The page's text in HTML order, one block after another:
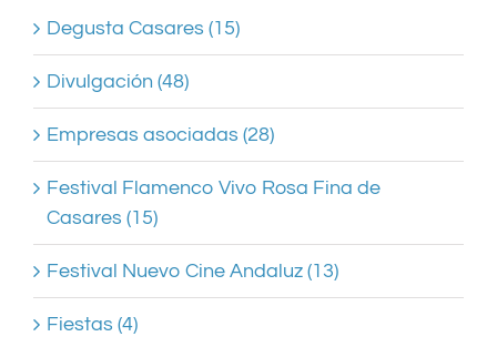
Degusta Casares (15)
Divulgación (48)
Empresas asociadas (28)
Festival Flamenco Vivo Rosa Fina de
Casares (15)
Festival Nuevo Cine Andaluz (13)
Fiestas (4)